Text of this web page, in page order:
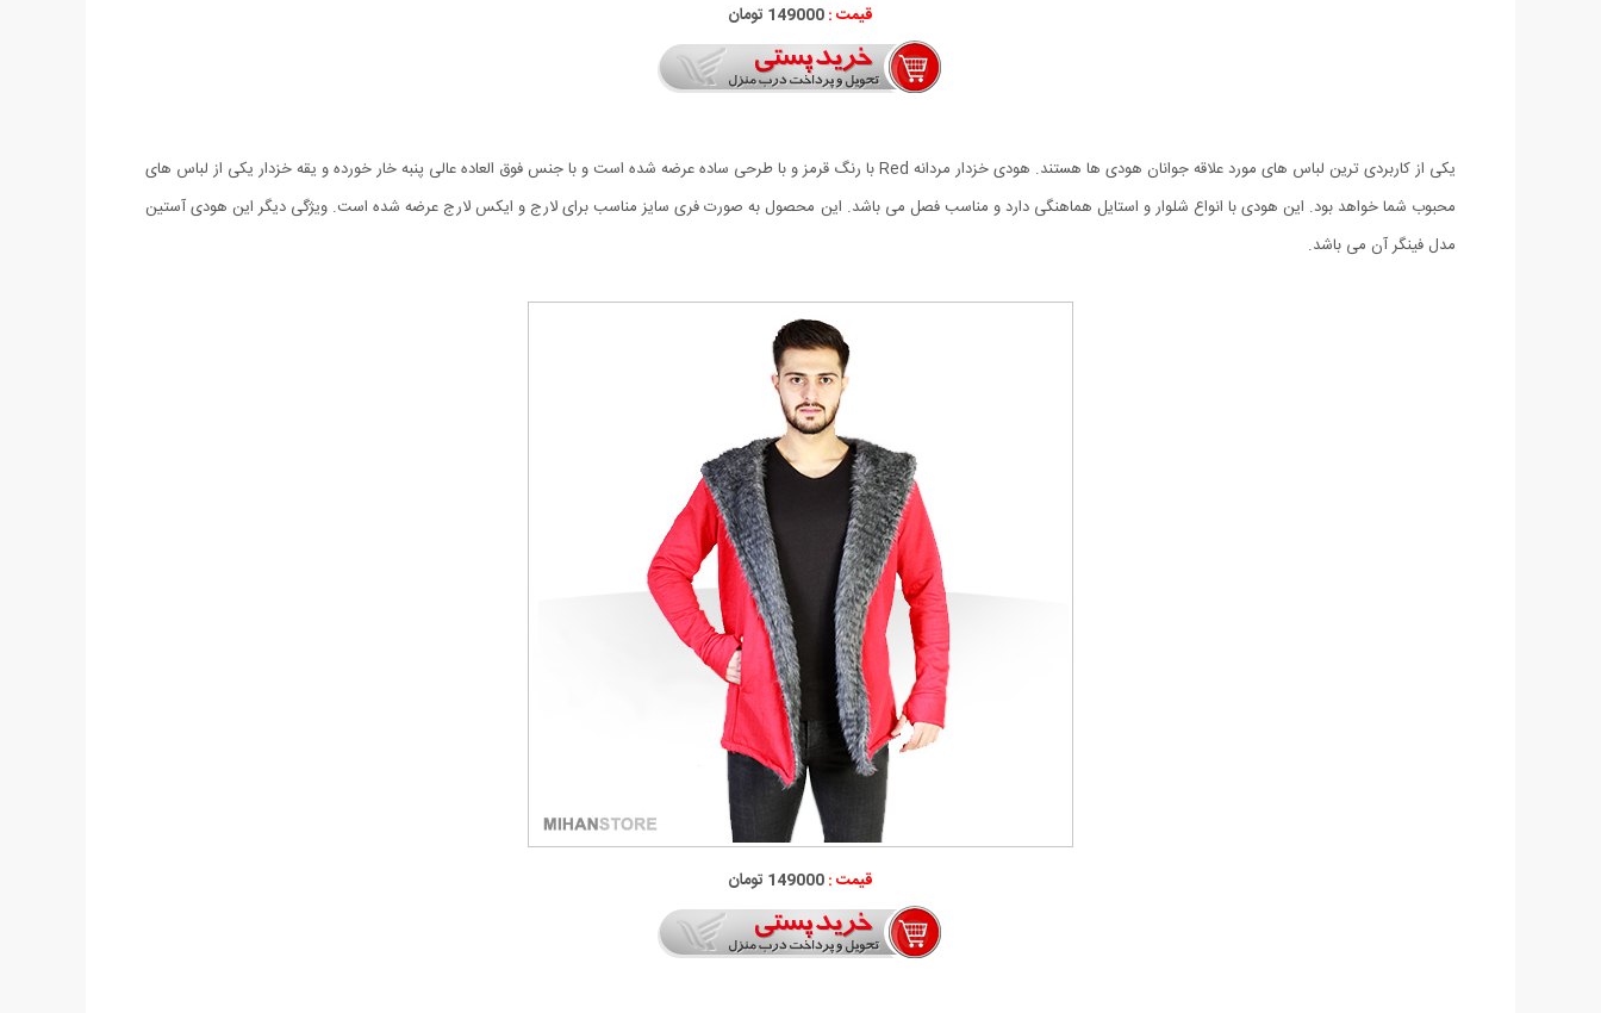
قیمت :149000 تومان
یکی از کاربردی ترین لباس های مورد علاقه جوانان هودی ها هستند. هودی خزدار مردانه Red با رنگ قرمز و با طرحی ساده عرضه شده است و با جنس فوق العاده عالی پنبه خار خورده و یقه خزدار یکی از لباس های
محبوب شما خواهد بود. این هودی با انواع شلوار و استایل هماهنگی دارد و مناسب فصل می باشد. این محصول به صورت فری سایز مناسب برای لارج و ایکس لارج عرضه شده است. ویژگی دیگر این هودی آستین
مدل فینگر آن می باشد.
قیمت :149000 تومان